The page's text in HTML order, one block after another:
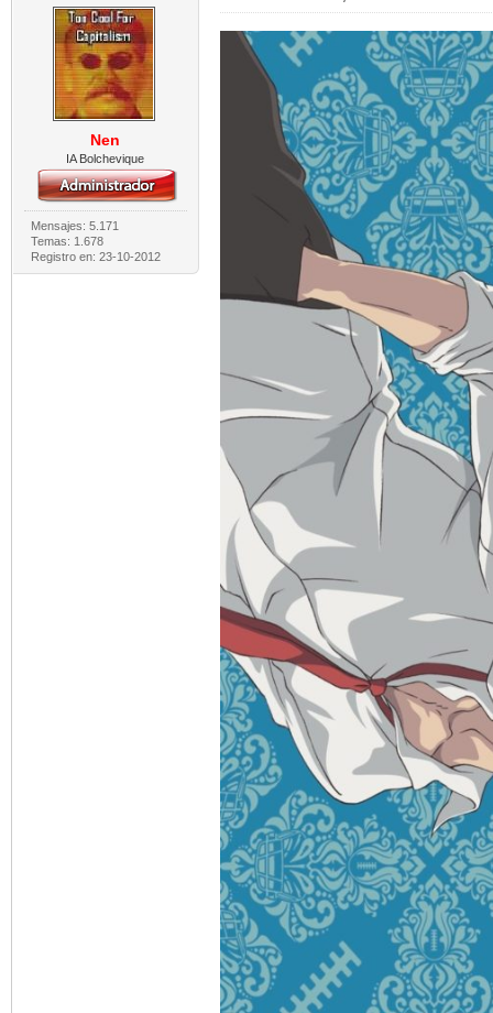
Nen
IA Bolchevique
Mensajes: 5.171
Temas: 1.678
Registro en: 23-10-2012